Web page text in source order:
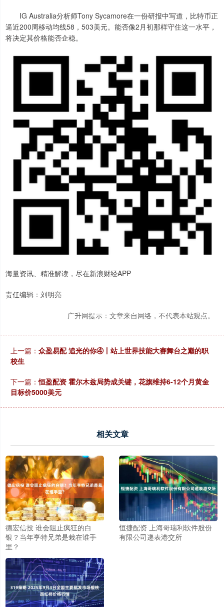
IG Australia分析师Tony Sycamore在一份研报中写道，比特币正
逼近200周移动均线58，503美元。能否像2月初那样守住这一水平，
将决定其价格能否企稳。
海量资讯、精准解读，尽在新浪财经APP
责任编辑：刘明亮
广升网提示：文章来自网络，不代表本站观点。
上一篇： 众盈易配 追光的你④丨站上世界技能大赛舞台之巅的职
校生
下一篇：恒盈配资 霍尔木兹局势成关键，花旗维持6-12个月黄金
目标价5000美元
相关文章
德宏信投 谁会阻止疯狂的白
银？当年亨特兄弟是栽在谁手
里？
恒捷配资 上海哥瑞利软件股份
有限公司递表港交所